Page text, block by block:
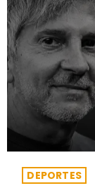
DEPORTES